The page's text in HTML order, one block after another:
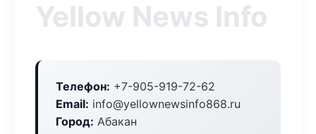
Yellow News Info
Телефон: +7-905-919-72-62
Email: info@yellownewsinfo868.ru
Город: Абакан